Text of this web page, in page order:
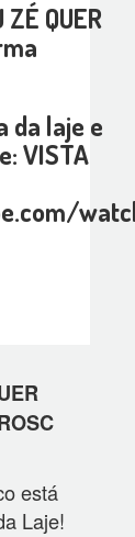
QUER
da laje e
VISTA
está
Laje!